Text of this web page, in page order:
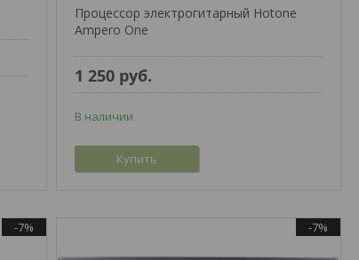
Процессор электрогитарный Hotone
Ampero One
1 250 руб.
В наличии
Купить
-7% -7%